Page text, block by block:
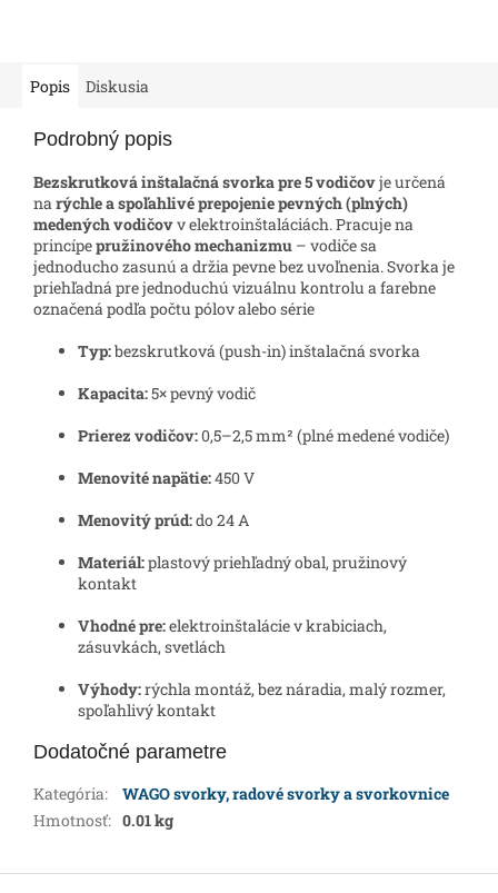
Popis Diskusia
Podrobný popis
Bezskrutková inštalačná svorka pre 5 vodičovje určená
narýchle a spoľahlivé prepojenie pevných (plných)
medených vodičovv elektroinštaláciách. Pracuje na
princípepružinového mechanizmu – vodiče sa
jednoducho zasunú a držia pevne bez uvoľnenia. Svorka je
priehľadná pre jednoduchú vizuálnu kontrolu a farebne
označená podľa počtu pólov alebo série
Typ:bezskrutková (push-in) inštalačná svorka
Kapacita:5× pevný vodič
Prierez vodičov:0,5–2,5 mm² (plné medené vodiče)
Menovité napätie:450 V
Menovitý prúd:do 24 A
Materiál:plastový priehľadný obal, pružinový
kontakt
Vhodné pre:elektroinštalácie v krabiciach,
zásuvkách, svetlách
Výhody:rýchla montáž, bez náradia, malý rozmer,
spoľahlivý kontakt
Dodatočné parametre
Kategória:
WAGO svorky, radové svorky a svorkovnice
Hmotnosť: 0.01 kg